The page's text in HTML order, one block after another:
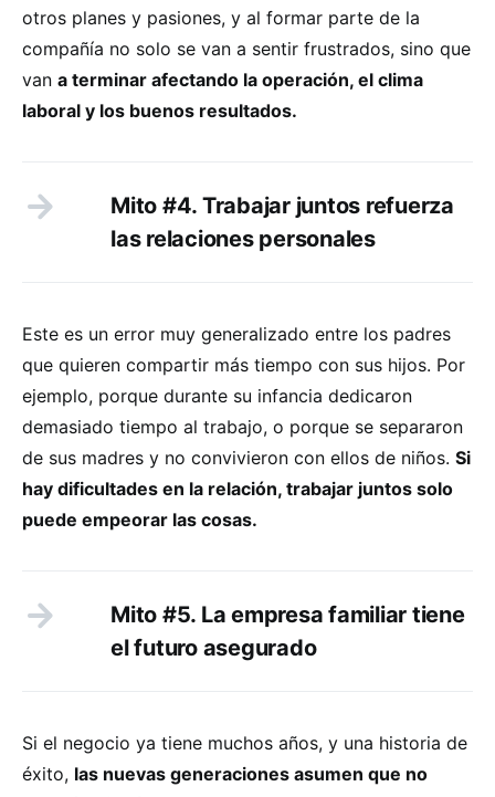
otros planes y pasiones, y al formar parte de la
compañía no solo se van a sentir frustrados, sino que
van a terminar afectando la operación, el clima
laboral y los buenos resultados.
Mito #4. Trabajar juntos refuerza
las relaciones personales
Este es un error muy generalizado entre los padres
que quieren compartir más tiempo con sus hijos. Por
ejemplo, porque durante su infancia dedicaron
demasiado tiempo al trabajo, o porque se separaron
de sus madres y no convivieron con ellos de niños. Si
hay dificultades en la relación, trabajar juntos solo
puede empeorar las cosas.
Mito #5. La empresa familiar tiene
el futuro asegurado
Si el negocio ya tiene muchos años, y una historia de
éxito, las nuevas generaciones asumen que no